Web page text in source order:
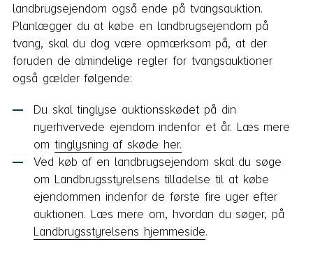
landbrugsejendom også ende på tvangsauktion.
Planlægger du at købe en landbrugsejendom på
tvang, skal du dog være opmærksom på, at der
foruden de almindelige regler for tvangsauktioner
også gælder følgende:
Du skal tinglyse auktionsskødet på din
nyerhvervede ejendom indenfor et år. Læs mere
om tinglysning af skøde her.
Ved køb af en landbrugsejendom skal du søge
om Landbrugsstyrelsens tilladelse til at købe
ejendommen indenfor de første fire uger efter
auktionen. Læs mere om, hvordan du søger, på
Landbrugsstyrelsens hjemmeside.